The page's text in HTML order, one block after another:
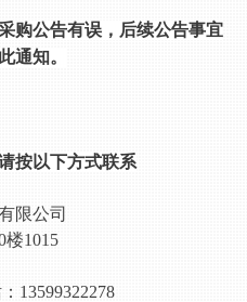
购公告有误，后续公告事宜
通知。
按以下方式联系
限公司
楼1015
13599322278